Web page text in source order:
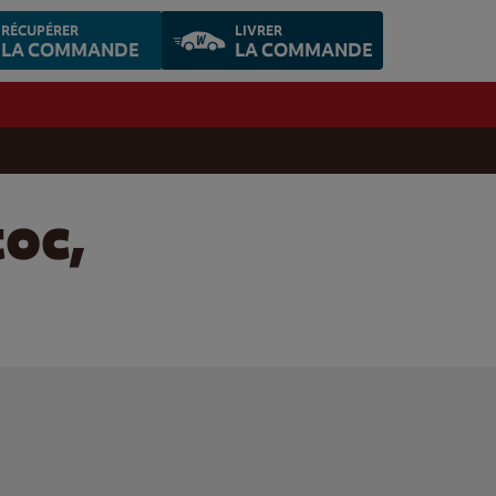
RÉCUPÉRER
LA COMMANDE
LIVRER
LA COMMANDE